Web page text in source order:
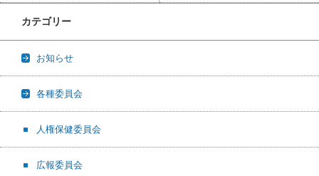
カテゴリー
お知らせ
各種委員会
人権保健委員会
広報委員会